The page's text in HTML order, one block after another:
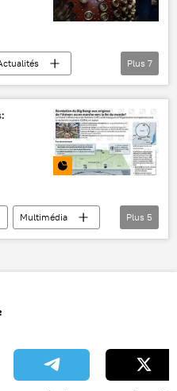
Sciences et tech
Plus 7
Multimédia
Plus 5